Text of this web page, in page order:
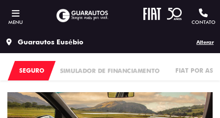
MENU CONTATO
Guarautos Eusébio Alterar
SIMULADOR DE FINANCIAMENTO FIAT POR
SEGURO